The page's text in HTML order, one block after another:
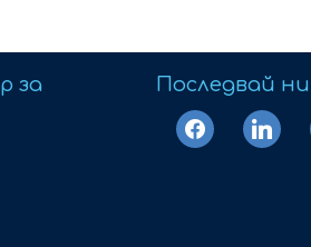
за
Последвай
facebooklinkedin